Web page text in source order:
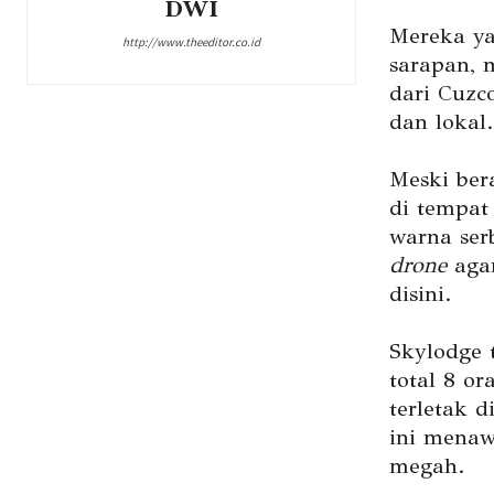
DWI
http://www.theeditor.co.id
Mereka
sarapan,
dari
dan lokal.
Meski
di
warna
drone
disini.
Skylodge
total 8
terletak
ini
megah.